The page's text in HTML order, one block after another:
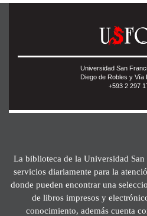
Universidad San
Diego de Robles y Vía
+593 2 297
La biblioteca de la Universidad
servicios diariamente para la
donde pueden encontrar una
de libros impresos y
conocimiento, además cuenta